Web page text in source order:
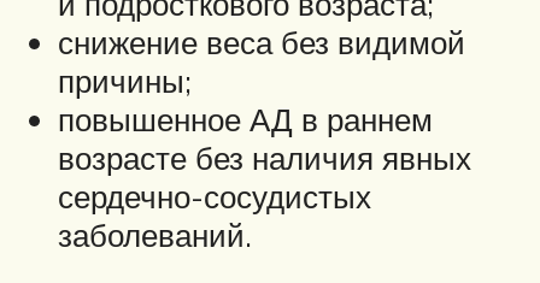
снижение веса без видимой
причины;
повышенное АД в раннем
возрасте без наличия явных
сердечно-сосудистых
заболеваний.